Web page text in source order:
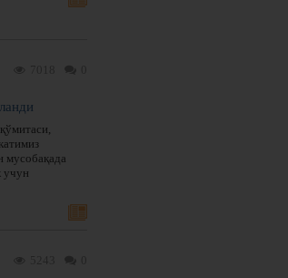
мусобақада
учун